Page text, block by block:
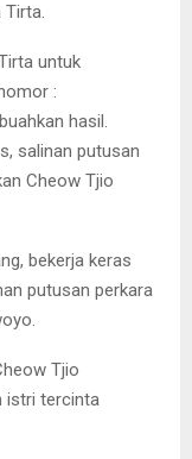
Tirta.
untuk
:
hasil.
salinan putusan
Cheow Tjio
bekerja keras
putusan perkara
Tjio
istri tercinta
menunjukkan